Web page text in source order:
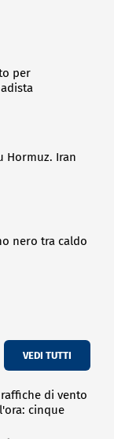
per
Hormuz. Iran
nero tra caldo
VEDI TUTTI
di vento
cinque